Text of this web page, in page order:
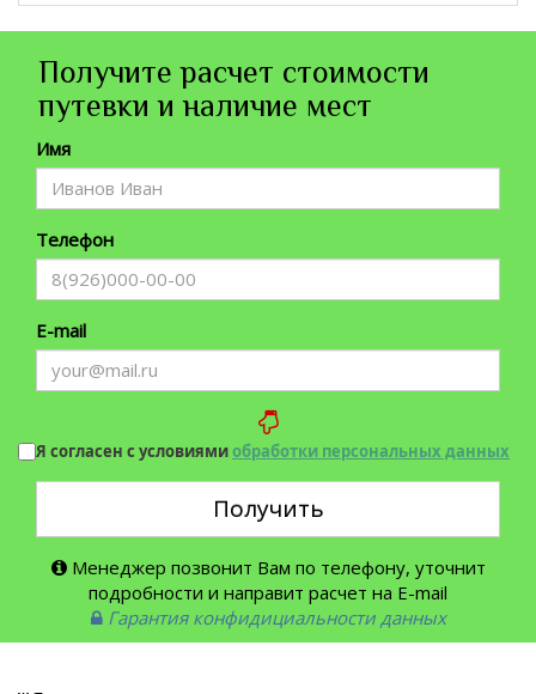
Получите расчет стоимости
путевки и наличие мест
Имя
Телефон
E-mail
Я согласен с условиямиобработки персональных данных
Получить
Менеджер позвонит Вам по телефону, уточнит
подробности и направит расчет на E-mail
Гарантия конфидициальности данных